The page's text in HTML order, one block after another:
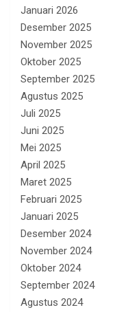
Januari 2026
Desember 2025
November 2025
Oktober 2025
September 2025
Agustus 2025
Juli 2025
Juni 2025
Mei 2025
April 2025
Maret 2025
Februari 2025
Januari 2025
Desember 2024
November 2024
Oktober 2024
September 2024
Agustus 2024